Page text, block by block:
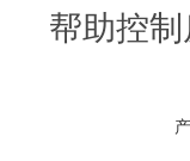
帮助控